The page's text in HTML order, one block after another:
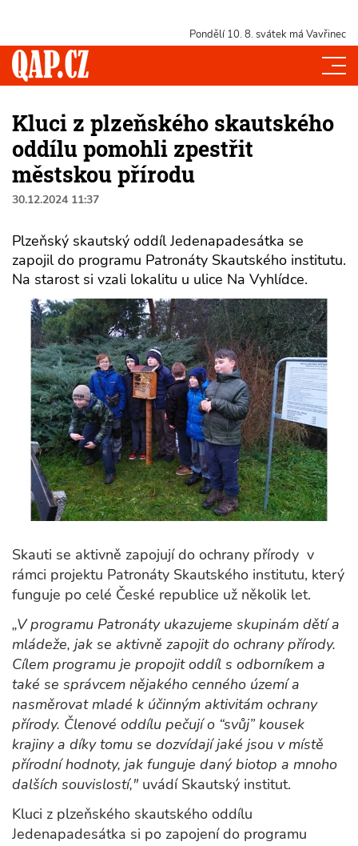
Pondělí 10. 8. svátek má Vavřinec
Kluci z plzeňského skautského
oddílu pomohli zpestřit
městskou přírodu
30.12.2024 11:37
Plzeňský skautský oddíl Jedenapadesátka se
zapojil do programu Patronáty Skautského institutu.
Na starost si vzali lokalitu u ulice Na Vyhlídce.
Skauti se aktivně zapojují do ochrany přírody v
rámci projektu Patronáty Skautského institutu, který
funguje po celé České republice už několik let.
„V programu Patronáty ukazujeme skupinám dětí a
mládeže, jak se aktivně zapojit do ochrany přírody.
Cílem programu je propojit oddíl s odborníkem a
také se správcem nějakého cenného území a
nasměrovat mladé k účinným aktivitám ochrany
přírody. Členové oddílu pečují o “svůj” kousek
krajiny a díky tomu se dozvídají jaké jsou v místě
přírodní hodnoty, jak funguje daný biotop a mnoho
dalších souvislostí," uvádí Skautský institut.
Kluci z plzeňského skautského oddílu
Jedenapadesátka si po zapojení do programu